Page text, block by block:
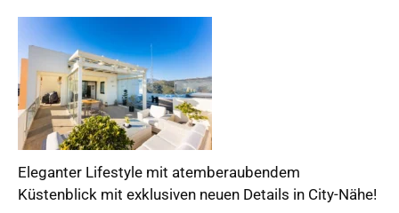
Eleganter Lifestyle mit atemberaubendem
Küstenblick mit exklusiven neuen Details in City-Nähe!